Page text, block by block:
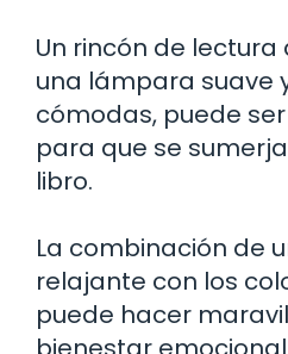
Un rincón de
una lámpara suave
cómodas, puede
para que se
libro.
La combinación de
relajante con los
puede hacer